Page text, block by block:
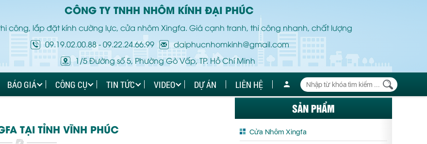
CÔNG TY TNHH NHÔM KÍNH ĐẠI PHÚC
công, lắp đặt kính cường lực, cửa nhôm Xingfa. Giá cạnh tranh, thi công nhanh, chất lượng
09.19.02.00.88-09.22.24.66.99
daiphucnhomkinh@gmail.com
1/5 Đường số 5, Phường Gò Vấp, TP. Hồ Chí Minh
BÁO GIÁ CÔNG CỤ TIN TỨC VIDEO DỰ ÁN LIÊN HỆ
TẠI TỈNH VĨNH PHÚC
SẢN PHẨM
Cửa Nhôm Xingfa